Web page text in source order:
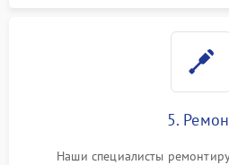
5.
Наши специалисты